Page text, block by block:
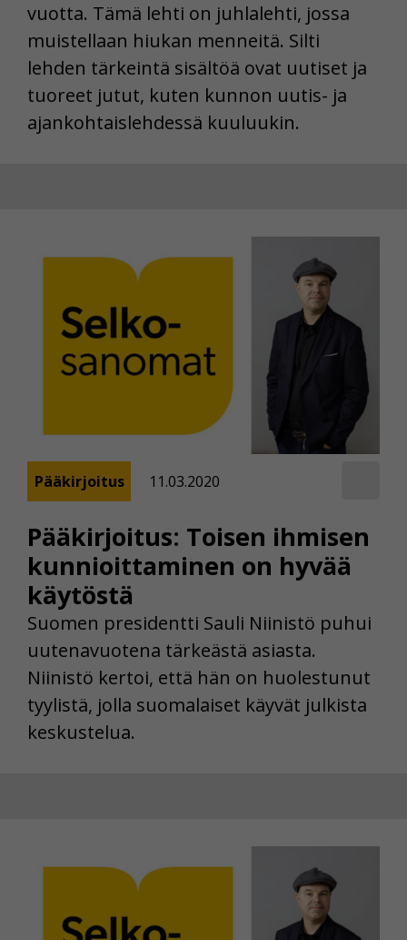
vuotta. Tämä lehti on juhlalehti, jossa
muistellaan hiukan menneitä. Silti
lehden tärkeintä sisältöä ovat uutiset ja
tuoreet jutut, kuten kunnon uutis- ja
ajankohtaislehdessä kuuluukin.
Pääkirjoitus: Toisen ihmisen
kunnioittaminen on hyvää
käytöstä
Pääkirjoitus 11.03.2020
Suomen presidentti Sauli Niinistö puhui
uutenavuotena tärkeästä asiasta.
Niinistö kertoi, että hän on huolestunut
tyylistä, jolla suomalaiset käyvät julkista
keskustelua.